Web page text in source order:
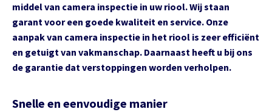
middel van camera inspectie in uw riool. Wij staan
garant voor een goede kwaliteit en service. Onze
aanpak van camera inspectie in het riool is zeer efficiënt
en getuigt van vakmanschap. Daarnaast heeft u bij ons
de garantie dat verstoppingen worden verholpen.
Snelle en eenvoudige manier